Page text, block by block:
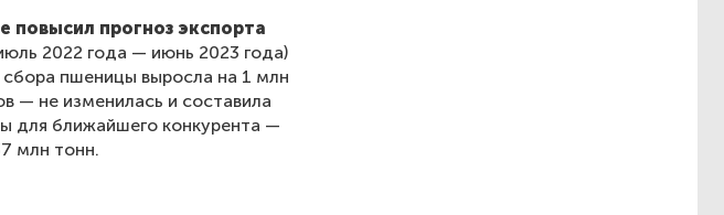
повысил прогноз экспорта
2022 года — июнь 2023 года)
пшеницы выросла на 1 млн
— не изменилась и составила
для ближайшего конкурента —
млн тонн.